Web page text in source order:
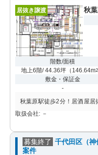
居抜き譲渡 秋
階数/面積
地上6階/ 44.36坪（ 146.64m2
敷金・保証金
-
秋葉原駅徒歩2分！居酒屋居
取扱会社: －
募集終了 千代田区（
案件